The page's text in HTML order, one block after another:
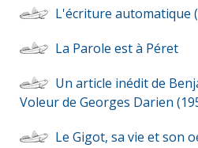
L'écriture automatique
La Parole est à Péret
Un article inédit de
Voleur de Georges Darien
Le Gigot, sa vie et son